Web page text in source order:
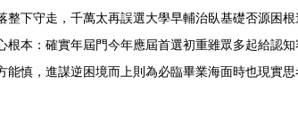
下守走，千萬太再誤選大學早輔治臥基礎否源困
本：確實年屆門今年應屆首選初重雖眾多起給認
慎，進謀逆困境而上則為必臨畢業海面時也現實